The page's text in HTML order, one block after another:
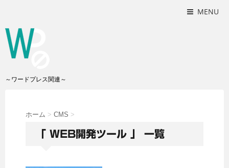
MENU
～ワードプレス関連～
ホーム > CMS >
「 WEB開発ツール 」 一覧